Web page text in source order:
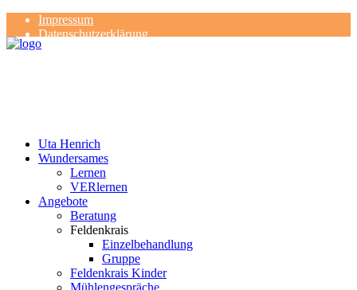
Impressum
Datenschutzerklärung
Kontakt
Uta Henrich
Wundersames
Lernen
VERlernen
Angebote
Beratung
Feldenkrais
Einzelbehandlung
Gruppe
Feldenkrais Kinder
Mühlengespräche